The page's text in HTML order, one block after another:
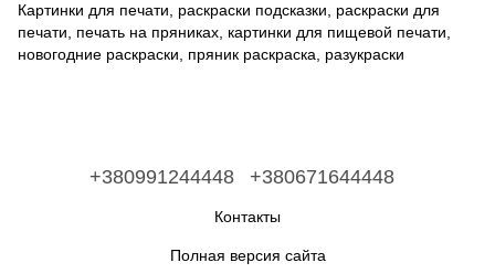
Картинки для печати, раскраски подсказки, раскраски для
печати, печать на пряниках, картинки для пищевой печати,
новогодние раскраски, пряник раскраска, разукраски
+380991244448 +380671644448
Контакты
Полная версия сайта